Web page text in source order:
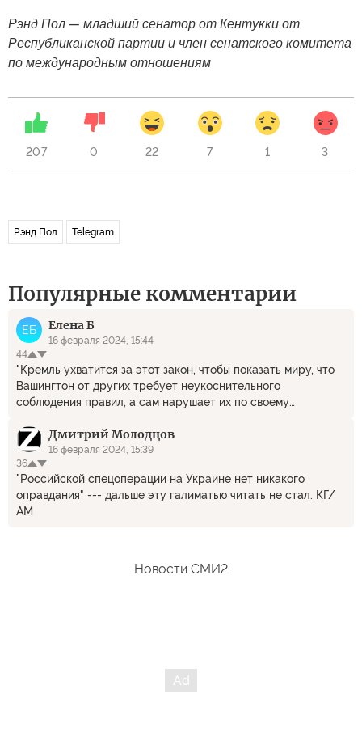
Рэнд Пол — младший сенатор от Кентукки от
Республиканской партии и член сенатского комитета
по международным отношениям
207 0 22 7 1 3
Рэнд Пол Telegram
Популярные комментарии
ЕБ Елена Б
16 февраля 2024, 15:44
44
"Кремль ухватится за этот закон, чтобы показать миру, что
Вашингтон от других требует неукоснительного
соблюдения правил, а сам нарушает их по своему
том, то весь и цимес...))) Если правил никто не видел, они
нигде не записаны, экзамен по их знанию никто не сдавал,
то и соблюдать их не нужно.. А ссылаться на эти правила,
тоже самое, что верить НАТО о нерасширении на Восток.
Дмитрий Молодцов
16 февраля 2024, 15:39
36
"Российской спецоперации на Украине нет никакого
оправдания" --- дальше эту галиматью читать не стал. КГ/
АМ
Новости СМИ2